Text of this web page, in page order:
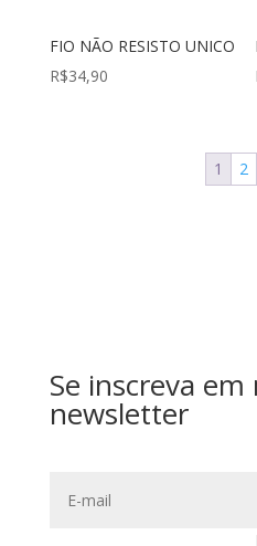
FIO NÃO RESISTO UNICO
R$34,90
1 2
Se inscreva em
newsletter